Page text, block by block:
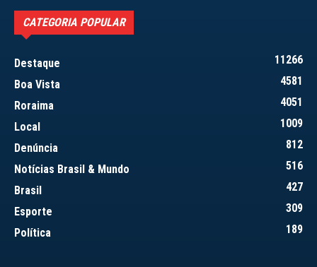
CATEGORIA POPULAR
Destaque
11266
Boa Vista
4581
Roraima
4051
Local
1009
Denúncia
812
Notícias Brasil & Mundo
516
Brasil
427
Esporte
309
Política
189